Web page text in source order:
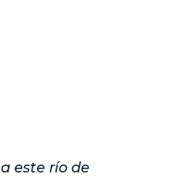
a este río de